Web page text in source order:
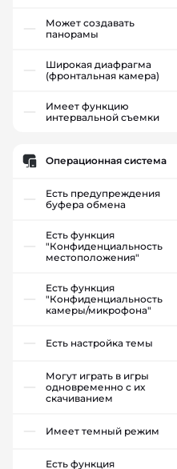
Может создавать
панорамы
Широкая диафрагма
(фронтальная камера)
Имеет функцию
интервальной съемки
Операционная система
Есть предупреждения
буфера обмена
Есть функция
"Конфиденциальность
местоположения"
Есть функция
"Конфиденциальность
камеры/микрофона"
Есть настройка темы
Могут играть в игры
одновременно с их
скачиванием
Имеет темный режим
Есть функция